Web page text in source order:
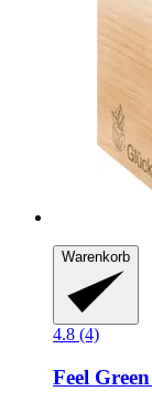
Warenkorb
4.8 (4)
Feel Green